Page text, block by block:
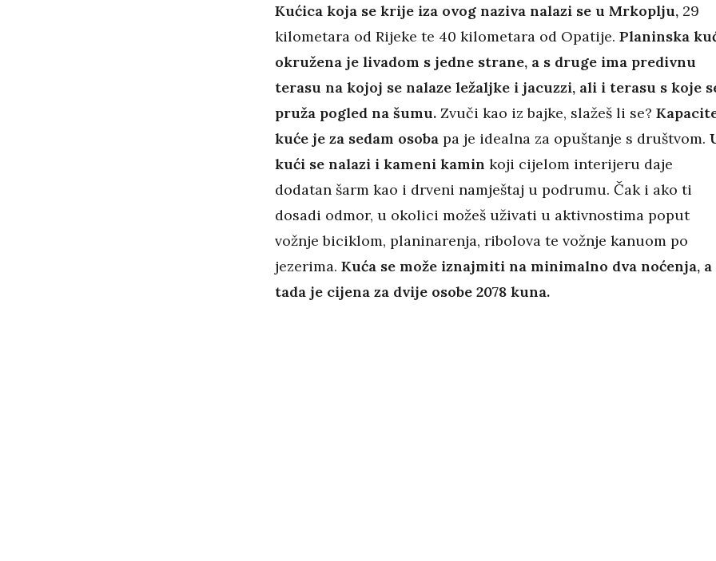
Kućica koja se krije iza ovog naziva nalazi se u Mrkoplju, 29
kilometara od Rijeke te 40 kilometara od Opatije. Planinska
okružena je livadom s jedne strane, a s druge ima predivnu
terasu na kojoj se nalaze ležaljke i jacuzzi, ali i terasu s koje
pruža pogled na šumu.Zvuči kao iz bajke, slažeš li se?
kuće je za sedam osobapa je idealna za opuštanje s društvom.
kući se nalazi i kameni kamin koji cijelom interijeru daje
dodatan šarm kao i drveni namještaj u podrumu. Čak i ako ti
dosadi odmor, u okolici možeš uživati u aktivnostima poput
vožnje biciklom, planinarenja, ribolova te vožnje kanuom po
jezerima. Kuća se može iznajmiti na minimalno dva noćenja, a
tada je cijena za dvije osobe 2078 kuna.